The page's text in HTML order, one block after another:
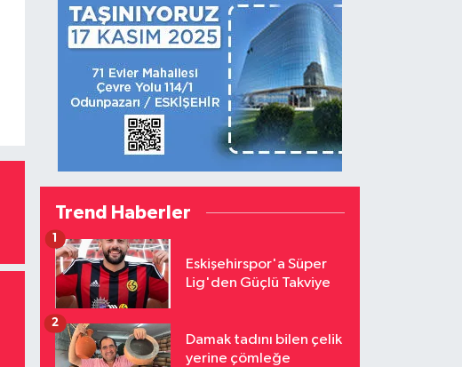
Trend Haberler
Eskişehirspor'a Süper
Lig'den Güçlü Takviye
1
Damak tadını bilen çelik
yerine çömleğe
2